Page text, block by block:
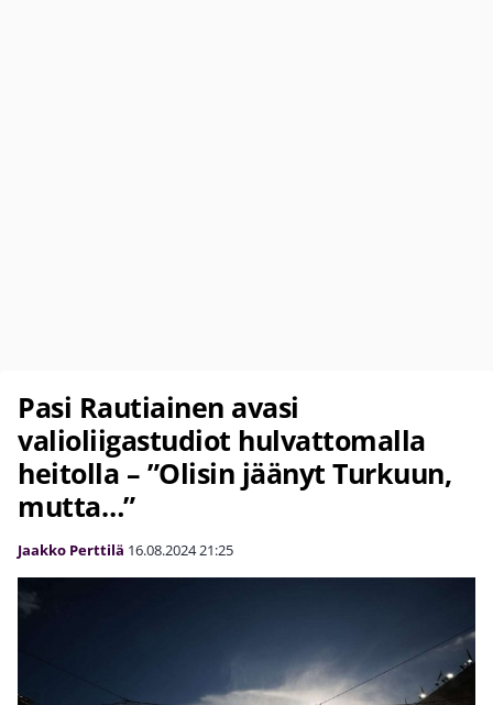
Pasi Rautiainen avasi
valioliigastudiot hulvattomalla
heitolla – ”Olisin jäänyt Turkuun,
mutta…”
Jaakko Perttilä 16.08.202421:25